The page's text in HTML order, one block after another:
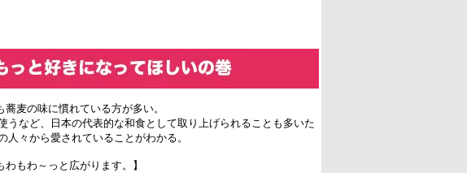
麦の味に慣れている方が多い。
など、日本の代表的な和食として取り上げられることも多いた
々から愛されていることがわかる。
もわ～っと広がります。】